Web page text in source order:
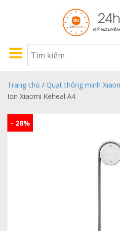
Trang chủ / Quạt thông minh
Ion Xiaomi Keheal A4
- 28%